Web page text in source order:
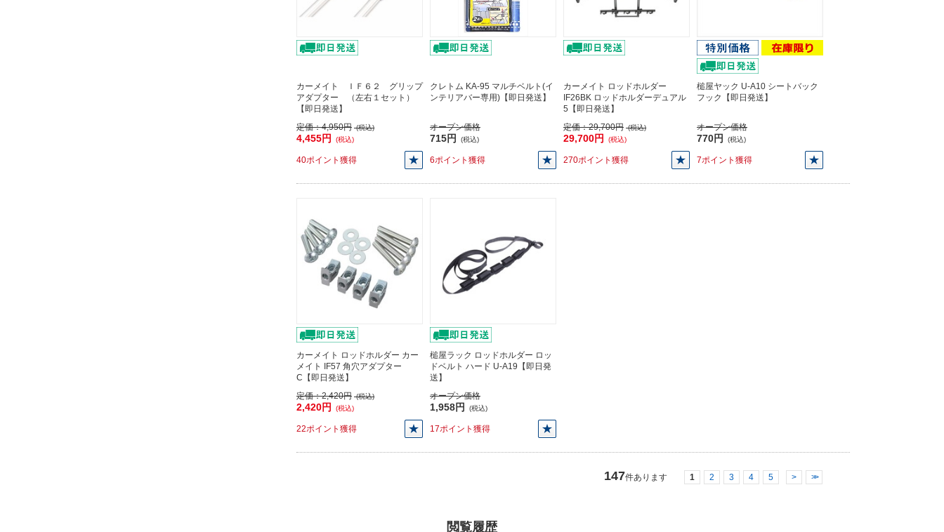
カーメイト ＩＦ６２ グリップ
アダプター （左右１セット）
【即日発送】
定価：4,950円 (税込)
4,455円 (税込)
40ポイント獲得
クレトム KA-95 マルチベルト(イ
ンテリアバー専用)【即日発送】
オープン価格
715円 (税込)
6ポイント獲得
カーメイト ロッドホルダー
IF26BK ロッドホルダーデュアル
5【即日発送】
定価：29,700円 (税込)
29,700円 (税込)
270ポイント獲得
槌屋ヤック U-A10 シートバック
フック【即日発送】
オープン価格
770円 (税込)
7ポイント獲得
カーメイト ロッドホルダー カー
メイト IF57 角穴アダプター
C【即日発送】
定価：2,420円 (税込)
2,420円 (税込)
22ポイント獲得
槌屋ラック ロッドホルダー ロッ
ドベルト ハード U-A19【即日発
送】
オープン価格
1,958円 (税込)
17ポイント獲得
147件あります 1 2 3 4 5 > >>
閲覧履歴